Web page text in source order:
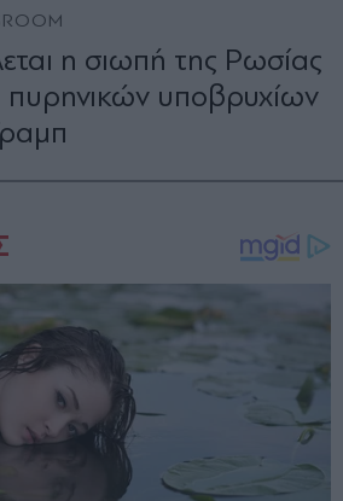
η σιωπή της Ρωσίας
πυρηνικών υποβρυχίων